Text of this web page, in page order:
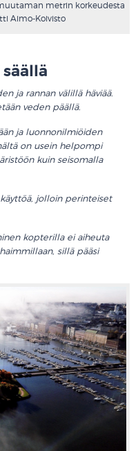
metrin korkeudesta
Aimo-Koivisto
ja rannan välillä häviää.
veden päällä.
ja luonnonilmiöiden
on usein helpompi
kuin seisomalla
jolloin perinteiset
kopterilla ei aiheuta
sillä pääsi